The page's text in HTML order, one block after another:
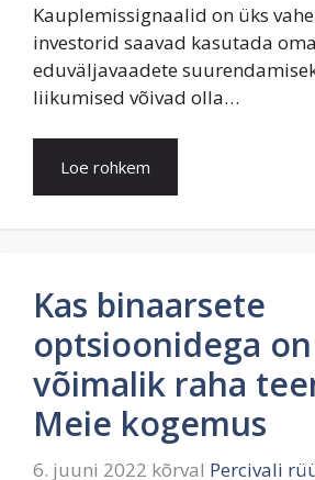
Kauplemissignaalid on üks
investorid saavad kasutada oma
eduväljavaadete
liikumised võivad olla…
Loe rohkem
Kas binaarsete
optsioonidega
võimalik raha
Meie kogemus
6. juuni 2022 kõrval Percivali